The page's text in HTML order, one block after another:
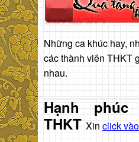
Những ca khúc hay,
các thành viên THKT
nhau.
Hạnh
THKT Xin click